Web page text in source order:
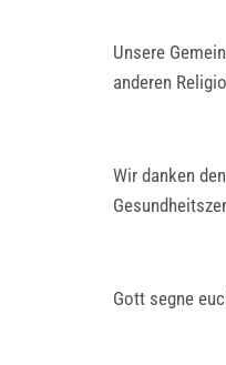
Unsere
anderen
Wir danken
Gott segne